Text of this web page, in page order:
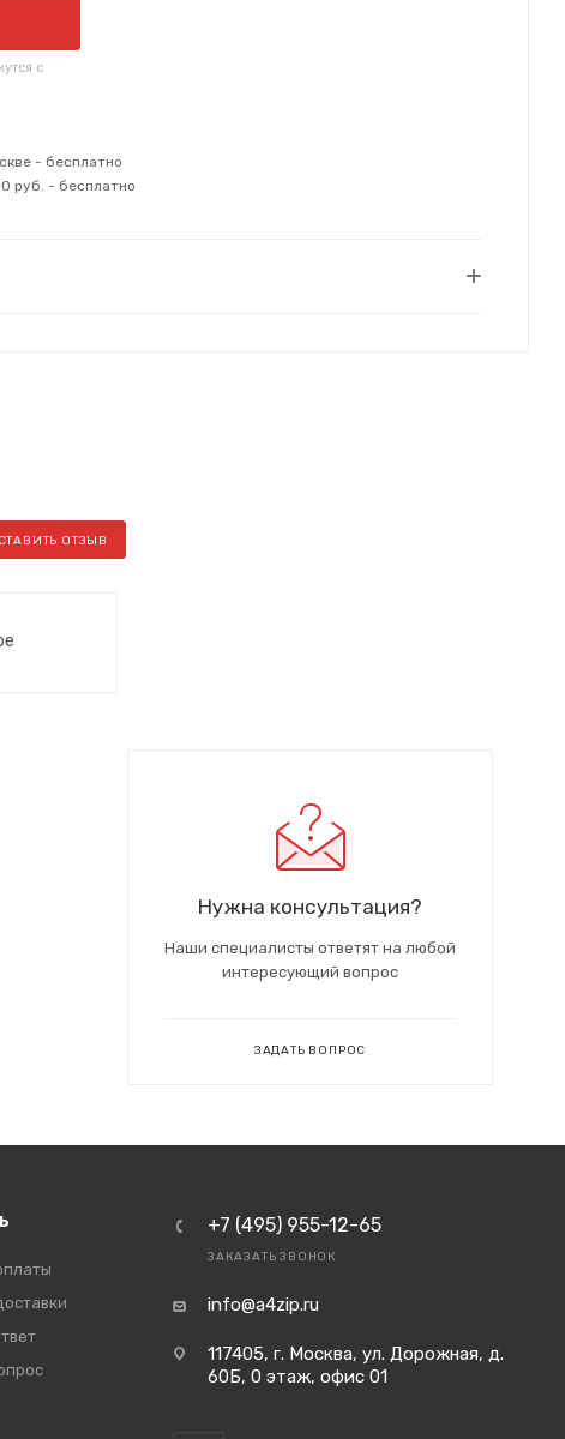
с
- бесплатно
руб. - бесплатно
ОТЗЫВ
Нужна консультация?
Наши специалисты ответят на любой
интересующий вопрос
ЗАДАТЬ ВОПРОС
+7 (495) 955-12-65
ЗАКАЗАТЬ ЗВОНОК
info@a4zip.ru
117405, г. Москва, ул. Дорожная, д.
60Б, 0 этаж, офис 01